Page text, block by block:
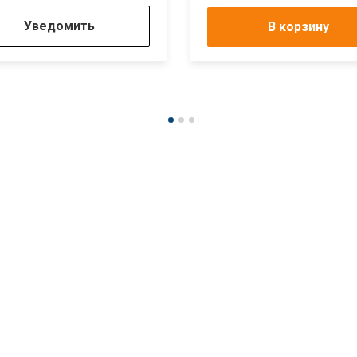
Уведомить В корзину